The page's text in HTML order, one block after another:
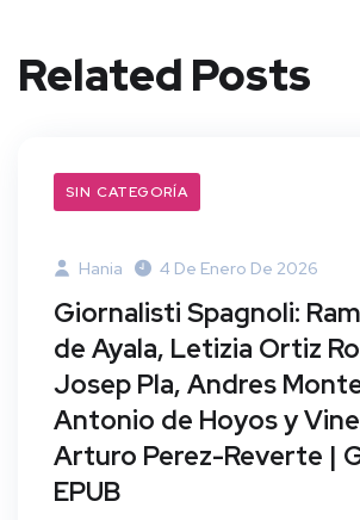
Related Posts
SIN CATEGORÍA
Hania 4 De Enero De 2026
Giornalisti Spagnoli:
de Ayala, Letizia Ortiz
Josep Pla, Andres
Antonio de Hoyos y
Arturo Perez-Reverte |
EPUB